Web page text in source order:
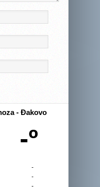
- Đakovo
-º
-
-